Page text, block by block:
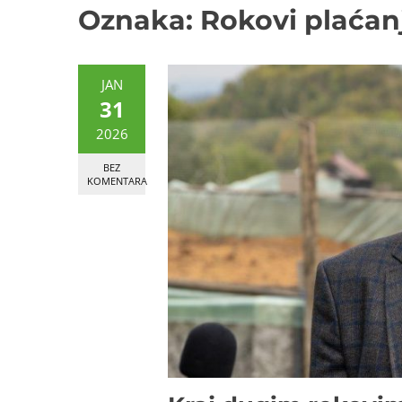
Oznaka: Rokovi
JAN
31
2026
BEZ
KOMENTARA